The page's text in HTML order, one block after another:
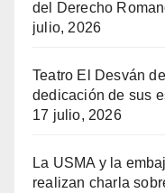
del Derecho
julio, 2026
Teatro El Desván
dedicación de sus
17 julio, 2026
La USMA y la
realizan charla